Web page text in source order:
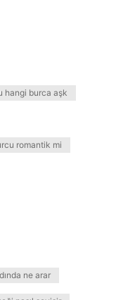
hangi burca aşk
romantik mi
ne arar